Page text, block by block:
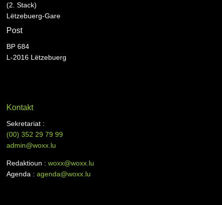
(2. Stack)
Lëtzebuerg-Gare
Post
BP 684
L-2016 Lëtzebuerg
Kontakt
Sekretariat :
(00)352 29 79 99
admin@woxx.lu
Redaktioun :woxx@woxx.lu
Agenda :agenda@woxx.lu